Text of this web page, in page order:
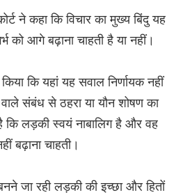
ने कहा कि विचार का मुख्य बिंदु यह
को आगे बढ़ाना चाहती है या नहीं।
कि यहां यह सवाल निर्णायक नहीं
संबंध से ठहरा या यौन शोषण का
कि लड़की स्वयं नाबालिग है और वह
बढ़ाना चाहती।
जा रही लड़की की इच्छा और हितों